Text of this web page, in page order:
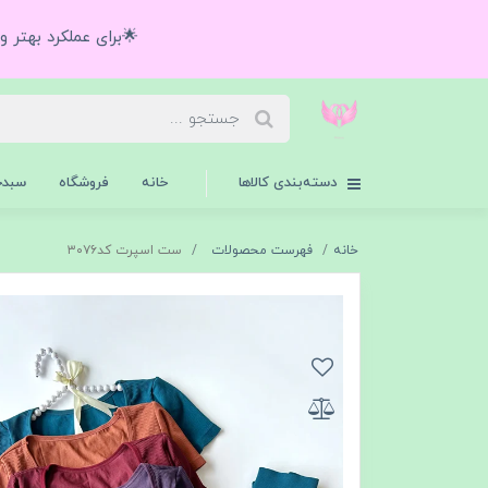
🌟برای عملکرد
دسته‌بندی کالاها خانه فروشگاه
خانه فهرست محصولات ست اسپرت کد۳۰۷۶